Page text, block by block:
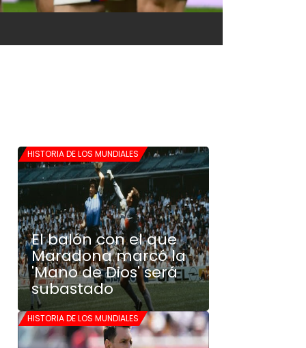
HISTORIA DE LOS MUNDIALES
El balón con el que
Maradona marcó la
'Mano de Dios' será
subastado
HISTORIA DE LOS MUNDIALES